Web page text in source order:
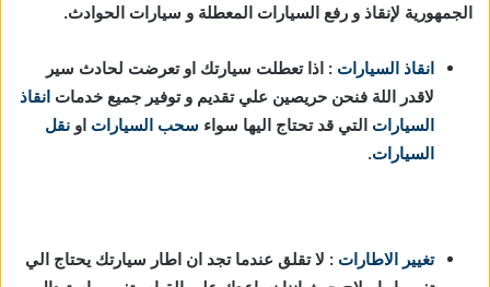
الجمهورية لإنقاذ و رفع السيارات المعطلة و سيارات الحوادث.
انقاذ السيارات : اذا تعطلت سيارتك او تعرضت لحادث سير
لاقدر اللة فنحن حريصين علي تقديم و توفير جميع خدمات انقاذ
السيارات التي قد تحتاج اليها سواء سحب السيارات او نقل
السيارات.
تغيير الاطارات : لا تقلق عندما تجد ان اطار سيارتك يحتاج الي